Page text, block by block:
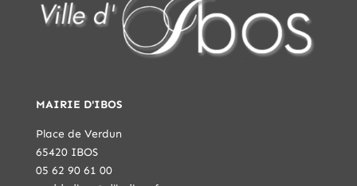
MAIRIE D'IBOS
Place de Verdun
65420 IBOS
05 62 90 61 00